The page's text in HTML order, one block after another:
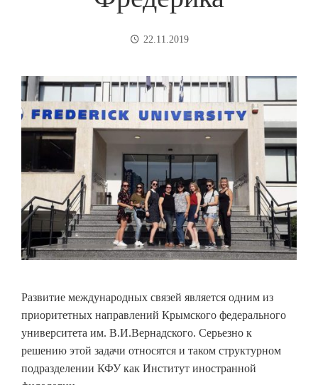
22.11.2019
Развитие международных связей является одним из
приоритетных направлений Крымского федерального
университета им. В.И.Вернадского. Серьезно к
решению этой задачи относятся и таком структурном
подразделении КФУ как Институт иностранной